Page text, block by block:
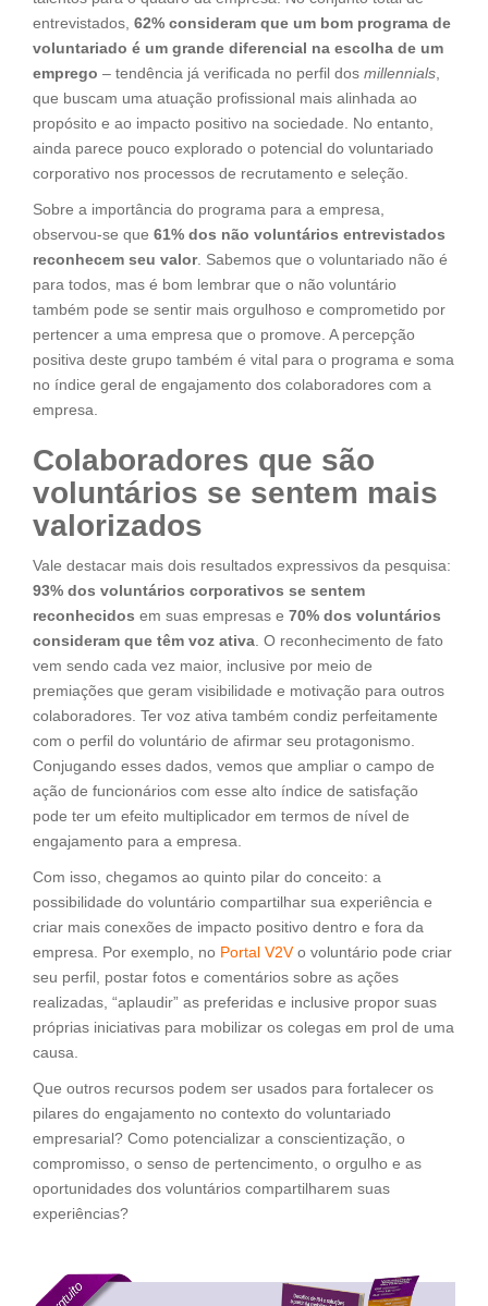
entrevistados, 62% consideram que um bom programa de
voluntariado é um grande diferencial na escolha de um
emprego – tendência já verificada no perfil dos millennials,
que buscam uma atuação profissional mais alinhada ao
propósito e ao impacto positivo na sociedade. No entanto,
ainda parece pouco explorado o potencial do voluntariado
corporativo nos processos de recrutamento e seleção.
Sobre a importância do programa para a empresa,
observou-se que 61% dos não voluntários entrevistados
reconhecem seu valor. Sabemos que o voluntariado não é
para todos, mas é bom lembrar que o não voluntário
também pode se sentir mais orgulhoso e comprometido por
pertencer a uma empresa que o promove. A percepção
positiva deste grupo também é vital para o programa e soma
no índice geral de engajamento dos colaboradores com a
empresa.
Colaboradores que são
voluntários se sentem mais
valorizados
Vale destacar mais dois resultados expressivos da pesquisa:
93% dos voluntários corporativos se sentem
reconhecidos em suas empresas e 70% dos voluntários
consideram que têm voz ativa. O reconhecimento de fato
vem sendo cada vez maior, inclusive por meio de
premiações que geram visibilidade e motivação para outros
colaboradores. Ter voz ativa também condiz perfeitamente
com o perfil do voluntário de afirmar seu protagonismo.
Conjugando esses dados, vemos que ampliar o campo de
ação de funcionários com esse alto índice de satisfação
pode ter um efeito multiplicador em termos de nível de
engajamento para a empresa.
Com isso, chegamos ao quinto pilar do conceito: a
possibilidade do voluntário compartilhar sua experiência e
criar mais conexões de impacto positivo dentro e fora da
empresa. Por exemplo, no Portal V2Vo voluntário pode criar
seu perfil, postar fotos e comentários sobre as ações
realizadas, “aplaudir” as preferidas e inclusive propor suas
próprias iniciativas para mobilizar os colegas em prol de uma
causa.
Que outros recursos podem ser usados para fortalecer os
pilares do engajamento no contexto do voluntariado
empresarial? Como potencializar a conscientização, o
compromisso, o senso de pertencimento, o orgulho e as
oportunidades dos voluntários compartilharem suas
experiências?